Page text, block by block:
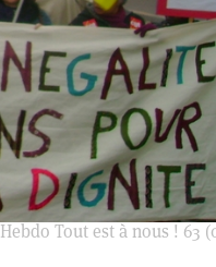
Hebdo Tout est à nous ! 63